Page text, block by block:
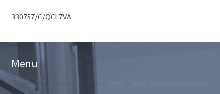
330757/C/QCL7VA
Menu